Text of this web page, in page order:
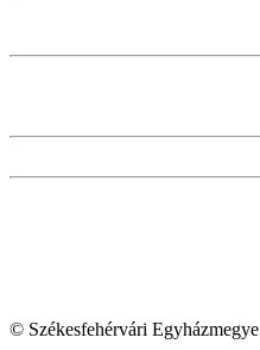
© Székesfehérvári Egyházmegye